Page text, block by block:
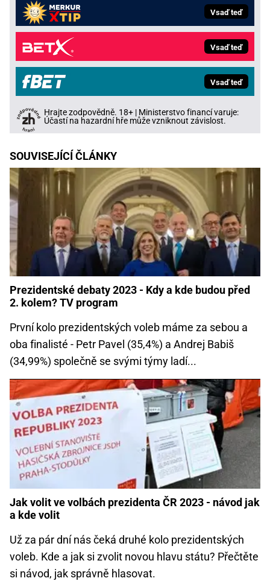
Vsaď teď
Vsaď teď
Vsaď teď
Hrajte zodpovědně. 18+ | Ministerstvo financí varuje:
Účastí na hazardní hře může vzniknout závislost.
SOUVISEJÍCÍ ČLÁNKY
Prezidentské debaty 2023 - Kdy a kde budou před
2. kolem? TV program
První kolo prezidentských voleb máme za sebou a
oba finalisté - Petr Pavel (35,4%) a Andrej Babiš
(34,99%) společně se svými týmy ladí...
Jak volit ve volbách prezidenta ČR 2023 - návod jak
a kde volit
Už za pár dní nás čeká druhé kolo prezidentských
voleb. Kde a jak si zvolit novou hlavu státu? Přečtěte
si návod, jak správně hlasovat.